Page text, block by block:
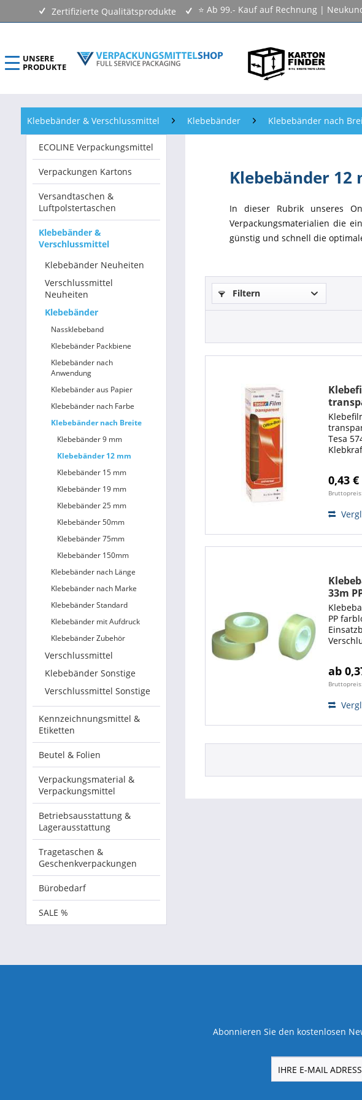
Zertifizierte Qualitätsprodukte ⭐ Ab 99.- Kauf auf Rechnung |
UNSERE
PRODUKTE
ECOLINE Verpackungsmittel
Verpackungen Kartons
Versandtaschen & Luftpolstertaschen
Klebebänder & Verschlussmittel
Kennzeichnungsmittel & Etiketten
Beutel & Folien
Verpackungsmaterial & Verpackungsmittel
Betriebsausstattung & Lagerausstattung
Tragetaschen & Geschenkverpackungen
SALE %
Klebebänder & Verschlussmittel Klebebänder Klebebänder nach
ECOLINE Verpackungsmittel
Verpackungen Kartons
Versandtaschen &
Luftpolstertaschen
Klebebänder &
Verschlussmittel
Klebebänder Neuheiten
Verschlussmittel
Neuheiten
Klebebänder
Nassklebeband
Klebebänder Packbiene
Klebebänder nach
Anwendung
Klebebänder aus Papier
Klebebänder nach Farbe
Klebebänder nach Breite
Klebebänder 9 mm
Klebebänder 12 mm
Klebebänder 15 mm
Klebebänder 19 mm
Klebebänder 25 mm
Klebebänder 50mm
Klebebänder 75mm
Klebebänder 150mm
Klebebänder nach Länge
Klebebänder nach Marke
Klebebänder Standard
Klebebänder mit Aufdruck
Klebebänder Zubehör
Verschlussmittel
Klebebänder Sonstige
Verschlussmittel Sonstige
Kennzeichnungsmittel &
Etiketten
Beutel & Folien
Verpackungsmaterial &
Verpackungsmittel
Betriebsausstattung &
Lagerausstattung
Tragetaschen &
Geschenkverpackungen
Bürobedarf
SALE %
Klebebänder 12
In dieser Rubrik unseres
Verpackungsmaterialien die
günstig und schnell die
Filtern
26mm
Tesa
1 Rolle
0,43
33m
PP
jedoch
das
ab
Abonnieren Sie den kostenlosen